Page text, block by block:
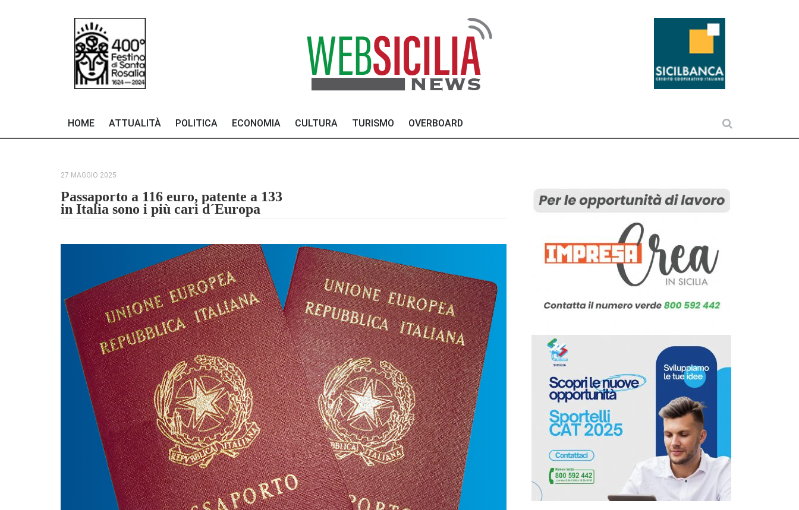
HOME ATTUALITÀ POLITICA ECONOMIA CULTURA TURISMO OVERBOARD
27 MAGGIO 2025
Passaporto a 116 euro, patente a 133
in Italia sono i più cari d´Europa